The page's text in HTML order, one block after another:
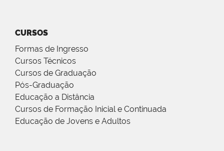
CURSOS
Formas de Ingresso
Cursos Técnicos
Cursos de Graduação
Pós-Graduação
Educação a Distância
Cursos de Formação Inicial e Continuada
Educação de Jovens e Adultos